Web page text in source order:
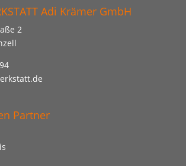
Adi Krämer GmbH
2
Partner